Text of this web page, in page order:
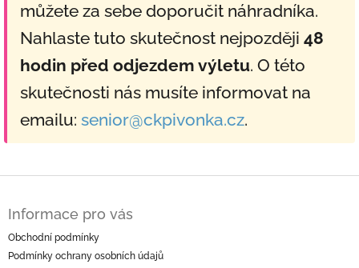
můžete za sebe doporučit náhradníka.
Nahlaste tuto skutečnost nejpozději 48
hodin před odjezdem výletu. O této
skutečnosti nás musíte informovat na
emailu: senior@ckpivonka.cz.
Informace pro vás
Obchodní podmínky
Podmínky ochrany osobních údajů